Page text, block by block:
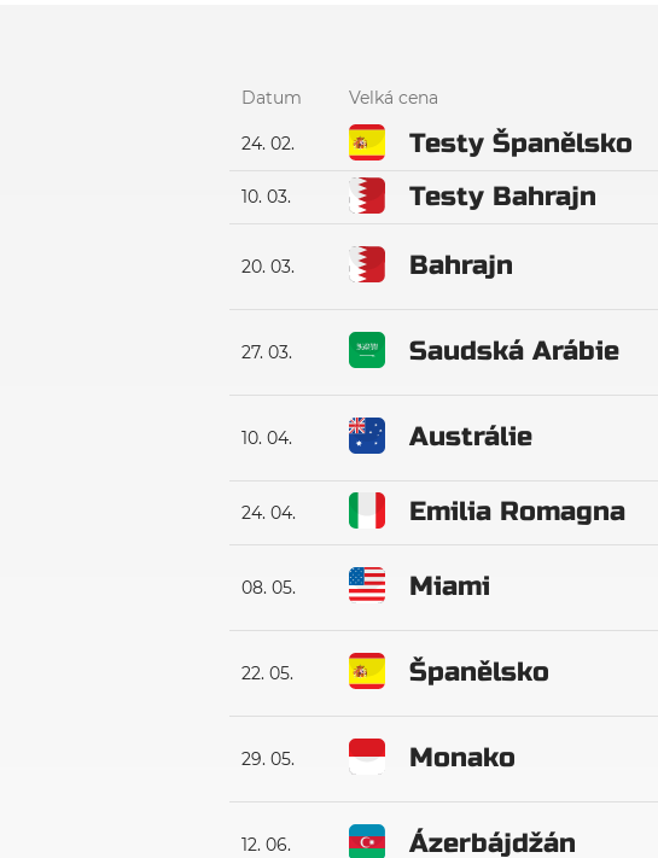
Datum Velká cena
24. 02. Testy Španělsko
10. 03. Testy Bahrajn
20. 03. Bahrajn
27. 03. Saudská Arábie
10. 04. Austrálie
24. 04. Emilia Romagna
08. 05. Miami
22. 05. Španělsko
29. 05. Monako
12. 06. Ázerbájdžán